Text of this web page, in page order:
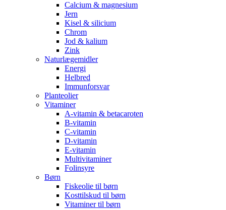
Calcium & magnesium
Jern
Kisel & silicium
Chrom
Jod & kalium
Zink
Naturlægemidler
Energi
Helbred
Immunforsvar
Planteolier
Vitaminer
A-vitamin & betacaroten
B-vitamin
C-vitamin
D-vitamin
E-vitamin
Multivitaminer
Folinsyre
Børn
Fiskeolie til børn
Kosttilskud til børn
Vitaminer til børn